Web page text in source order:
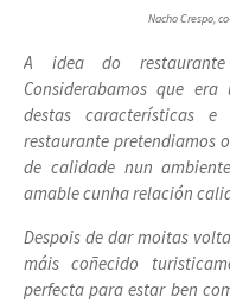
Nacho Crespo,
A idea do
Considerabamos que
destas características
restaurante pretendiamos
de calidade nun
amable cunha relación
Despois de dar moitas
máis coñecido
perfecta para estar ben